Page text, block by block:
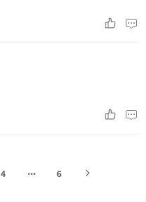
4 6